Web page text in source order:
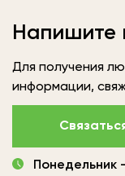
Напишите
Для получения
информации,
Понедельник